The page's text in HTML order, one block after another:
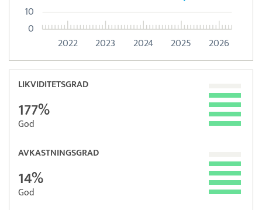
2022 2023 2024 2025 2026
0
10
LIKVIDITETSGRAD
177%
God
AVKASTNINGSGRAD
14%
God